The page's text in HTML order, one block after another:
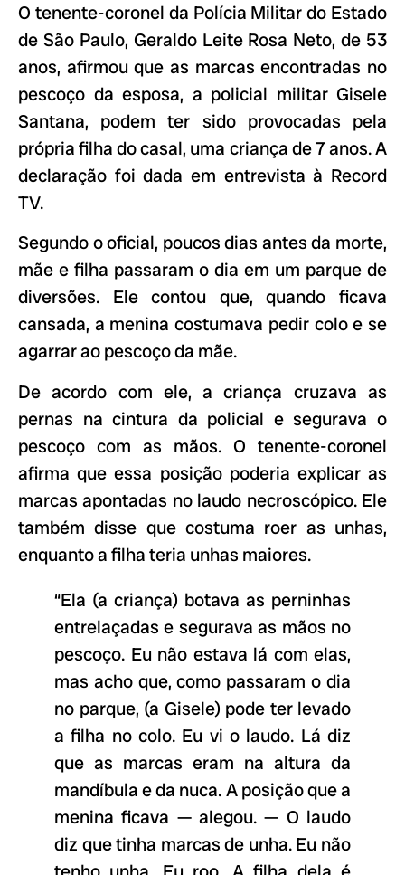
O tenente-coronel da Polícia Militar do Estado
de São Paulo, Geraldo Leite Rosa Neto, de 53
anos, afirmou que as marcas encontradas no
pescoço da esposa, a policial militar Gisele
Santana, podem ter sido provocadas pela
própria filha do casal, uma criança de 7 anos. A
declaração foi dada em entrevista à Record
TV.
Segundo o oficial, poucos dias antes da morte,
mãe e filha passaram o dia em um parque de
diversões. Ele contou que, quando ficava
cansada, a menina costumava pedir colo e se
agarrar ao pescoço da mãe.
De acordo com ele, a criança cruzava as
pernas na cintura da policial e segurava o
pescoço com as mãos. O tenente-coronel
afirma que essa posição poderia explicar as
marcas apontadas no laudo necroscópico. Ele
também disse que costuma roer as unhas,
enquanto a filha teria unhas maiores.
“Ela (a criança) botava as perninhas
entrelaçadas e segurava as mãos no
pescoço. Eu não estava lá com elas,
mas acho que, como passaram o dia
no parque, (a Gisele) pode ter levado
a filha no colo. Eu vi o laudo. Lá diz
que as marcas eram na altura da
mandíbula e da nuca. A posição que a
menina ficava — alegou. — O laudo
diz que tinha marcas de unha. Eu não